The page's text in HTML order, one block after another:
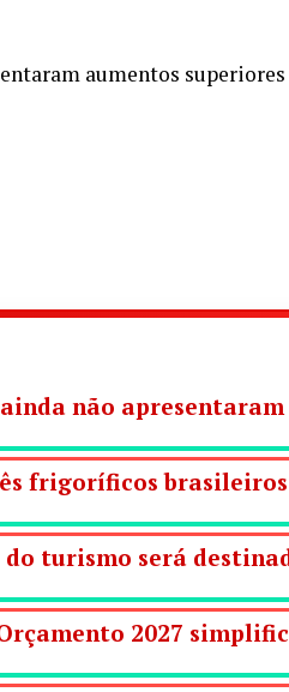
aumentos
não
frigoríficos
turismo será
2027